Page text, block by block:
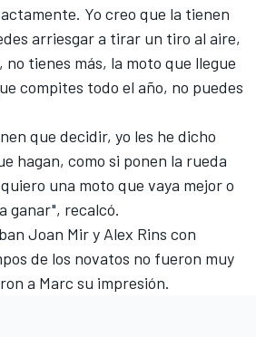
Yo creo que la tienen
arriesgar a tirar un tiro al aire,
tienes más, la moto que llegue
compites todo el año, no puedes
que decidir, yo les he dicho
hagan, como si ponen la rueda
una moto que vaya mejor o
ganar", recalcó.
Joan Miry Alex Rins con
de los novatos no fueron muy
a Marc su impresión.